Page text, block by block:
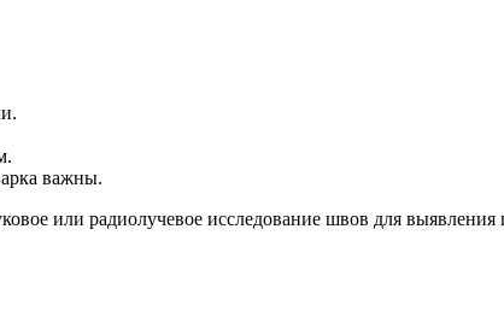
важны.
или радиолучевое исследование швов для